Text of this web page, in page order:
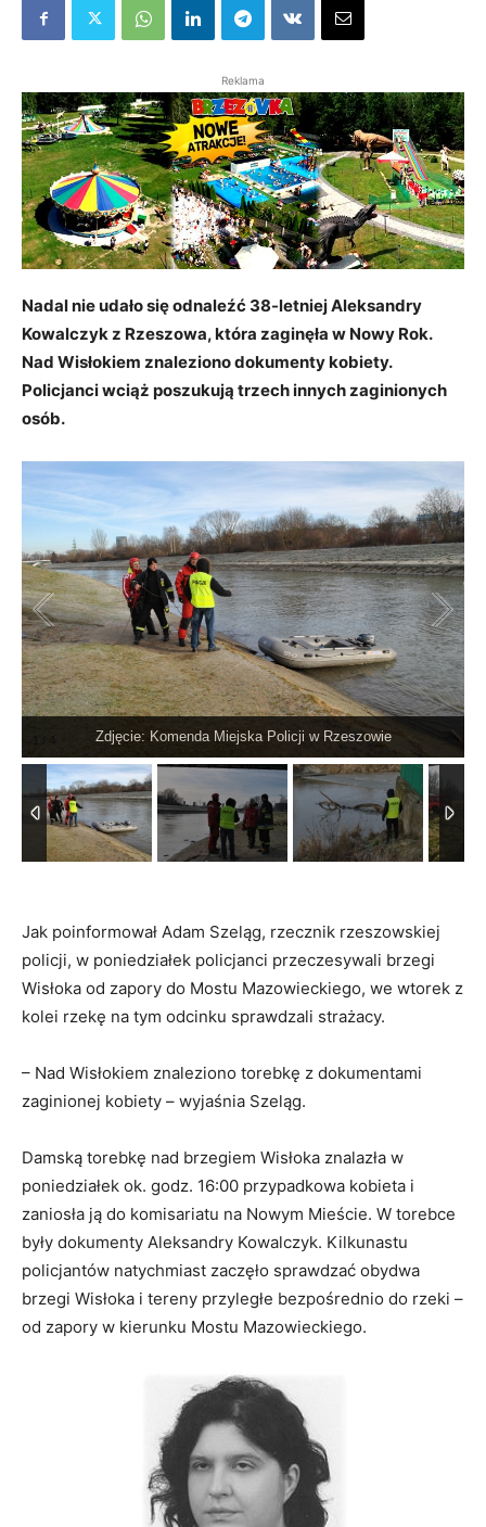
Reklama
Nadal nie udało się odnaleźć 38-letniej Aleksandry
Kowalczyk z Rzeszowa, która zaginęła w Nowy Rok.
Nad Wisłokiem znaleziono dokumenty kobiety.
Policjanci wciąż poszukują trzech innych zaginionych
osób.
Zdjęcie: Komenda Miejska Policji w Rzeszowie
Jak poinformował Adam Szeląg, rzecznik rzeszowskiej
policji, w poniedziałek policjanci przeczesywali brzegi
Wisłoka od zapory do Mostu Mazowieckiego, we wtorek z
kolei rzekę na tym odcinku sprawdzali strażacy.
– Nad Wisłokiem znaleziono torebkę z dokumentami
zaginionej kobiety – wyjaśnia Szeląg.
Damską torebkę nad brzegiem Wisłoka znalazła w
poniedziałek ok. godz. 16:00 przypadkowa kobieta i
zaniosła ją do komisariatu na Nowym Mieście. W torebce
były dokumenty Aleksandry Kowalczyk. Kilkunastu
policjantów natychmiast zaczęło sprawdzać obydwa
brzegi Wisłoka i tereny przyległe bezpośrednio do rzeki –
od zapory w kierunku Mostu Mazowieckiego.